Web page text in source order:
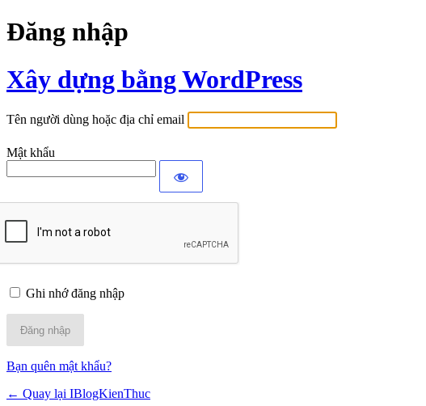
Đăng nhập
Xây dựng bằng WordPress
Tên người dùng hoặc địa chỉ email
Mật khẩu
Ghi nhớ đăng nhập
Alternative:
Bạn quên mật khẩu?
← Quay lại IBlogKienThuc